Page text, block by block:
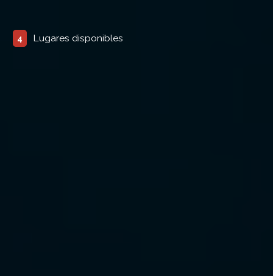
4 Lugares disponibles